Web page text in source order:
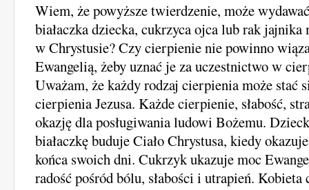
Wiem, że powyższe twierdzenie, może
białaczka dziecka, cukrzyca ojca lub rak
w Chrystusie? Czy cierpienie nie powinno
Ewangelią, żeby uznać je za uczestnictwo w
Uważam, że każdy rodzaj cierpienia może stać
cierpienia Jezusa. Każde cierpienie, słabość,
okazję dla posługiwania ludowi Bożemu.
białaczkę buduje Ciało Chrystusa, kiedy
końca swoich dni. Cukrzyk ukazuje moc
radość pośród bólu, słabości i utrapień. Kobieta